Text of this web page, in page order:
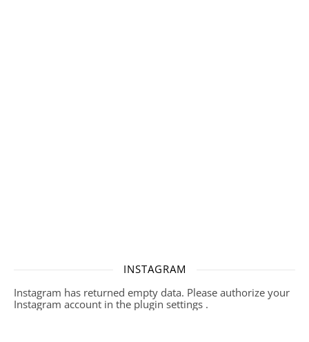
INSTAGRAM
Instagram has returned empty data. Please authorize your
Instagram account in the plugin settings .